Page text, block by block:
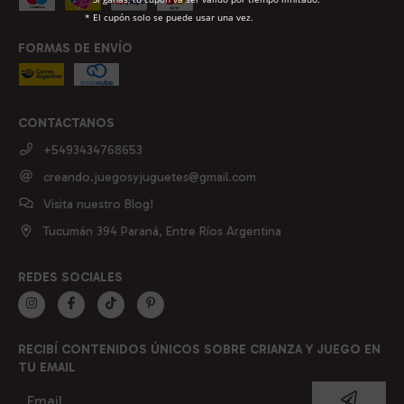
FORMAS DE ENVÍO
CONTACTANOS
+5493434768653
creando.juegosyjuguetes@gmail.com
Visita nuestro Blog!
Tucumán 394 Paraná, Entre Ríos Argentina
REDES SOCIALES
RECIBÍ CONTENIDOS ÚNICOS SOBRE CRIANZA Y JUEGO EN
TU EMAIL
* El cupón solo se puede usar una vez.